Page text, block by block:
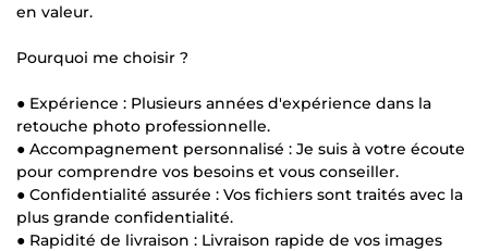
en valeur.
Pourquoi me choisir ?
● Expérience : Plusieurs années d'expérience dans la
retouche photo professionnelle.
● Accompagnement personnalisé : Je suis à votre écoute
pour comprendre vos besoins et vous conseiller.
● Confidentialité assurée : Vos fichiers sont traités avec la
plus grande confidentialité.
● Rapidité de livraison : Livraison rapide de vos images